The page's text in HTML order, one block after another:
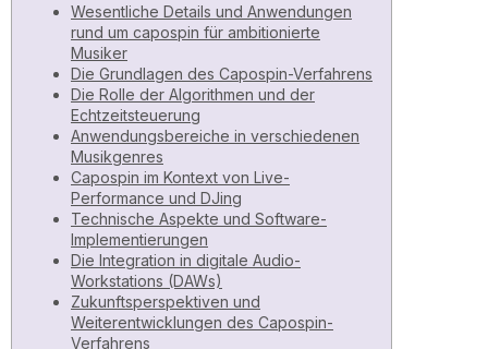
Wesentliche Details und Anwendungen
rund um capospin für ambitionierte
Musiker
Die Grundlagen des Capospin-Verfahrens
Die Rolle der Algorithmen und der
Echtzeitsteuerung
Anwendungsbereiche in verschiedenen
Musikgenres
Capospin im Kontext von Live-
Performance und DJing
Technische Aspekte und Software-
Implementierungen
Die Integration in digitale Audio-
Workstations (DAWs)
Zukunftsperspektiven und
Weiterentwicklungen des Capospin-
Verfahrens